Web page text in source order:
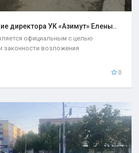
директора УК «Азимут» Елены..
официальным с целью
законности возложения
0